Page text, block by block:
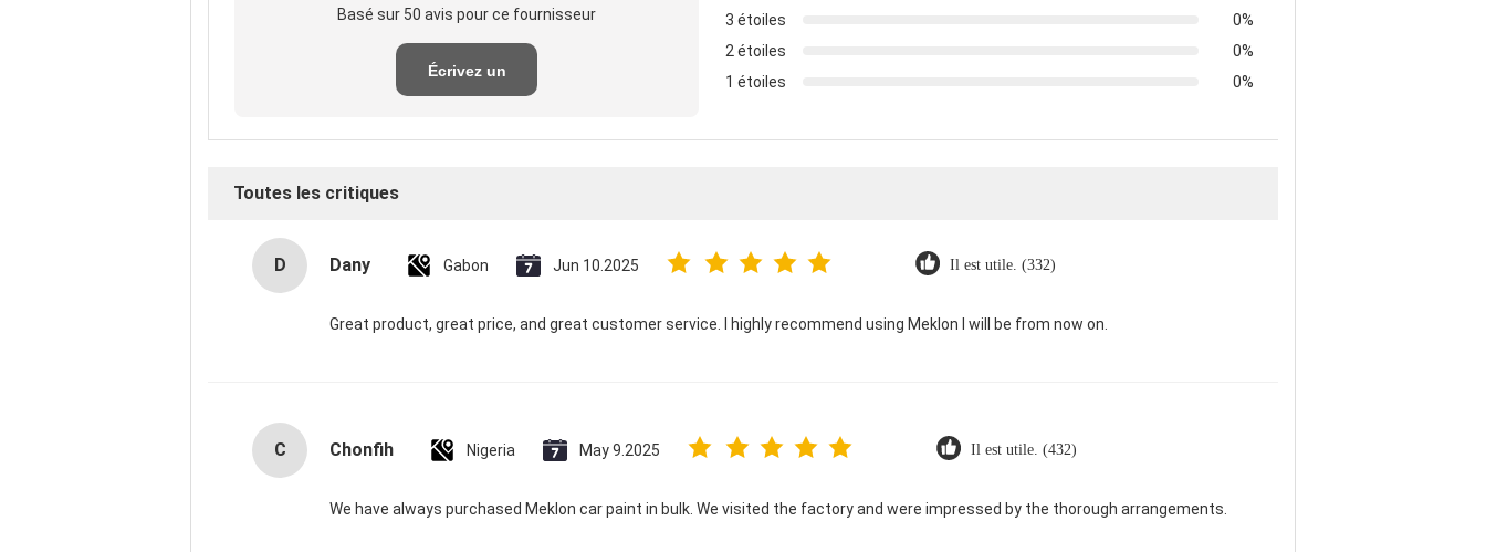
Basé sur 50 avis pour ce fournisseur
Écrivez un
3 étoiles
0%
2 étoiles
0%
1 étoiles
0%
Toutes les critiques
D Dany Gabon Jun 10.2025 Il est utile. (332)
Great product, great price, and great customer service. I highly recommend using Meklon I will be from now on.
C Chonfih Nigeria May 9.2025 Il est utile. (432)
We have always purchased Meklon car paint in bulk. We visited the factory and were impressed by the thorough arrangements.